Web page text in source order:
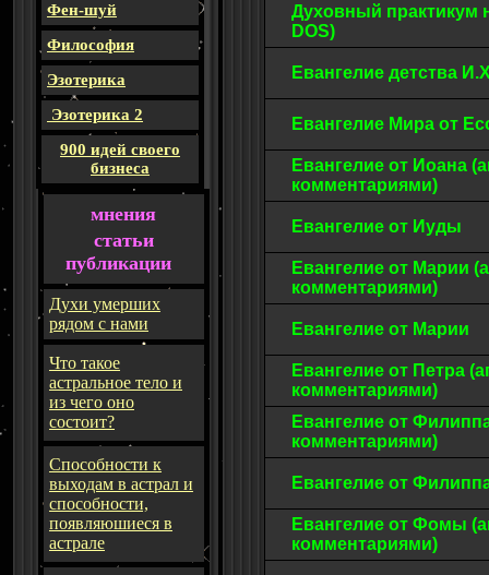
Фен-шуй
Философия
Эзотерика
Эзотерика 2
900 идей своего
бизнеса
мнения
статьи
публикации
Духи умерших
рядом с нами
Что такое
астральное тело и
из чего оно
состоит?
Способности к
выходам в астрал и
способности,
появляюшиеся в
астрале
Духовный практикум
DOS)
Евангелие детства
Евангелие Мира от
Евангелие от Иоана
комментариями)
Евангелие от Иуды
Евангелие от Марии
комментариями)
Евангелие от Марии
Евангелие от Петра
комментариями)
Евангелие от
комментариями)
Евангелие от
Евангелие от Фомы
комментариями)